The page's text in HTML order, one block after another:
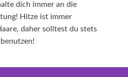
dich immer an die
Hitze ist immer
daher solltest du stets